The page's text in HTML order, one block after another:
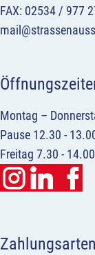
FAX: 02534 / 977
Montag –
Pause 12.30 -
Freitag 7.30 -
Zahlungsarten